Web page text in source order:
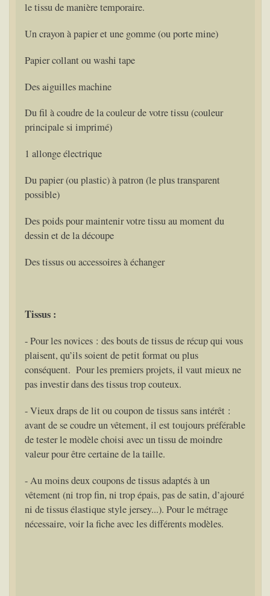
le tissu de manière temporaire.
Un crayon à papier et une gomme (ou porte mine)
Papier collant ou washi tape
Des aiguilles machine
Du fil à coudre de la couleur de votre tissu (couleur
principale si imprimé)
1 allonge électrique
Du papier (ou plastic) à patron (le plus transparent
possible)
Des poids pour maintenir votre tissu au moment du
dessin et de la découpe
Des tissus ou accessoires à échanger
Tissus :
- Pour les novices : des bouts de tissus de récup qui vous
plaisent, qu’ils soient de petit format ou plus
conséquent. Pour les premiers projets, il vaut mieux ne
pas investir dans des tissus trop couteux.
- Vieux draps de lit ou coupon de tissus sans intérêt :
avant de se coudre un vêtement, il est toujours préférable
de tester le modèle choisi avec un tissu de moindre
valeur pour être certaine de la taille.
- Au moins deux coupons de tissus adaptés à un
vêtement (ni trop fin, ni trop épais, pas de satin, d’ajouré
ni de tissus élastique style jersey...). Pour le métrage
nécessaire, voir la fiche avec les différents modèles.